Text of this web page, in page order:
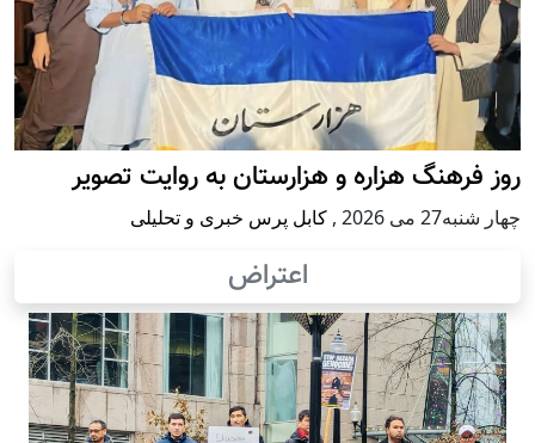
روز فرهنگ هزاره و هزارستان به روایت تصویر
چهار شنبه27 می 2026 , کابل پرس خبری و تحلیلی
اعتراض